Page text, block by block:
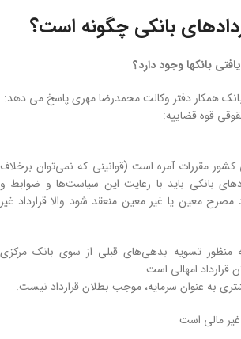
بانکی چگونه است؟
بانکها وجود دارد؟
همکار دفتر وکالت محمدرضا مهری پاسخ می دهد:
قوه قضاییه:
مقررات آمره است (قوانینی که نمی‌توان برخلاف
بانکی باید با رعایت این سیاست‌ها و ضوابط و
معین یا غیر معین منعقد شود والا قرارداد غیر
منظور تسویه بدهی‌های قبلی از سوی بانک مرکزی
امهالی است
به عنوان سرمایه، موجب بطلان قرارداد نیست.
غیر مالی است